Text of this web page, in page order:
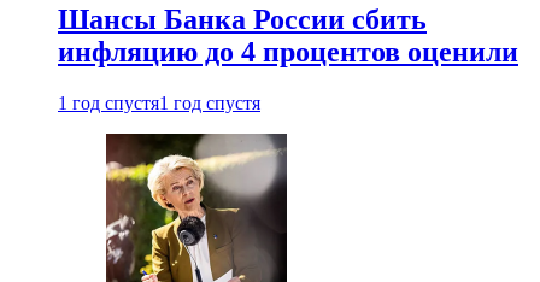
Шансы Банка России сбить
инфляцию до 4 процентов оценили
1 год спустя1 год спустя